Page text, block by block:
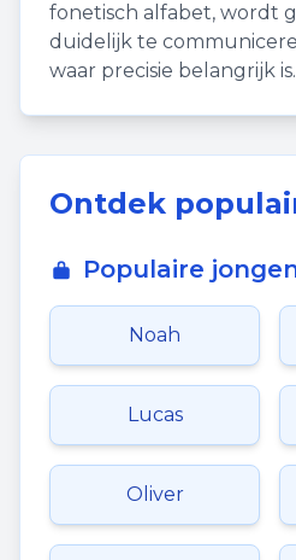
fonetisch alfabet, wordt
duidelijk te
waar precisie belangrijk is.
Ontdek
Populaire
Noah
Lucas
Oliver